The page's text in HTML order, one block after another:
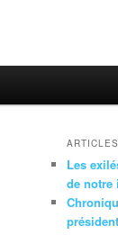
Les
de notre